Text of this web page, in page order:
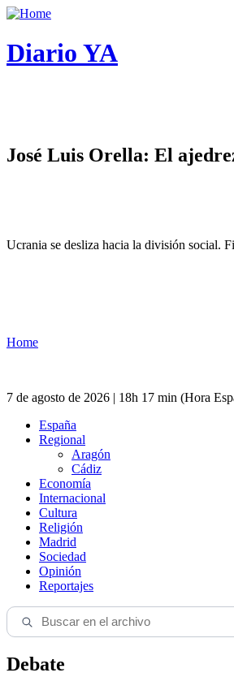
Diario YA
José Luis Orella: El
Ucrania se desliza hacia la división social.
Home
7 de agosto de 2026 | 18h 17 min (Hora
España
Regional
Aragón
Cádiz
Economía
Internacional
Cultura
Religión
Madrid
Sociedad
Opinión
Reportajes
Debate